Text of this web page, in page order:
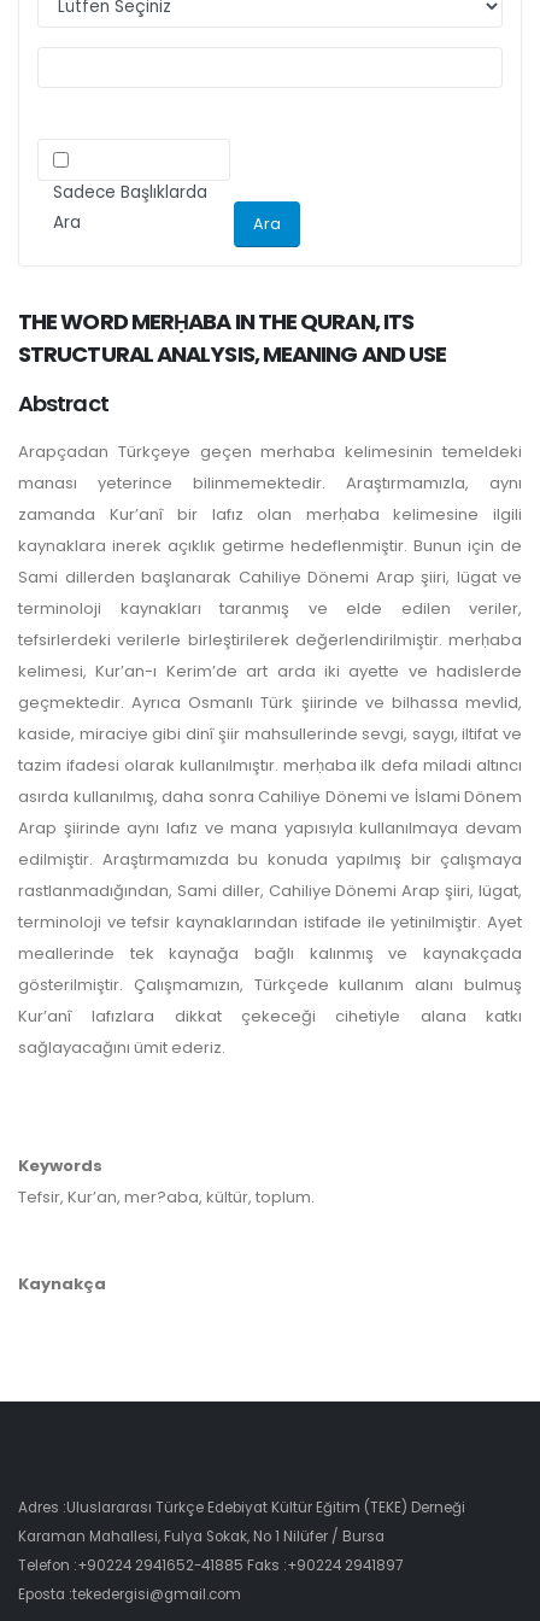
ilgili kriteri göz önünde bulundurarak
Sadece Başlıklarda
Ara
THE WORD MERḤABA IN THE QURAN, ITS
STRUCTURAL ANALYSIS, MEANING AND USE
Abstract
Arapçadan Türkçeye geçen merhaba kelimesinin temeldeki
manası yeterince bilinmemektedir. Araştırmamızla, aynı
zamanda Kur’anî bir lafız olan merḥaba kelimesine ilgili
kaynaklara inerek açıklık getirme hedeflenmiştir. Bunun için de
Sami dillerden başlanarak Cahiliye Dönemi Arap şiiri, lügat ve
terminoloji kaynakları taranmış ve elde edilen veriler,
tefsirlerdeki verilerle birleştirilerek değerlendirilmiştir. merḥaba
kelimesi, Kur’an-ı Kerim’de art arda iki ayette ve hadislerde
geçmektedir. Ayrıca Osmanlı Türk şiirinde ve bilhassa mevlid,
kaside, miraciye gibi dinî şiir mahsullerinde sevgi, saygı, iltifat ve
tazim ifadesi olarak kullanılmıştır. merḥaba ilk defa miladi altıncı
asırda kullanılmış, daha sonra Cahiliye Dönemi ve İslami Dönem
Arap şiirinde aynı lafız ve mana yapısıyla kullanılmaya devam
edilmiştir. Araştırmamızda bu konuda yapılmış bir çalışmaya
rastlanmadığından, Sami diller, Cahiliye Dönemi Arap şiiri, lügat,
terminoloji ve tefsir kaynaklarından istifade ile yetinilmiştir. Ayet
meallerinde tek kaynağa bağlı kalınmış ve kaynakçada
gösterilmiştir. Çalışmamızın, Türkçede kullanım alanı bulmuş
Kur’anî lafızlara dikkat çekeceği cihetiyle alana katkı
sağlayacağını ümit ederiz.
Keywords
Tefsir, Kur’an, mer?aba, kültür, toplum.
Kaynakça
Adres :Uluslararası Türkçe Edebiyat Kültür Eğitim (TEKE) Derneği
Karaman Mahallesi, Fulya Sokak, No 1 Nilüfer / Bursa
Telefon :+90224 2941652-41885 Faks :+90224 2941897
Eposta :tekedergisi@gmail.com